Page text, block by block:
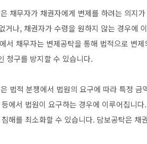
채무자가 채권자에게 변제를 하려는 의지
거나, 채권자가 수령을 원하지 않는 경우에
서 채무자는 변제공탁을 통해 법적으로 변
청구를 방지할 수 있습니다.
법적 분쟁에서 법원의 요구에 따라 특정
에서 법원이 요구하는 경우에 이루어집니
해를 최소화할 수 있습니다. 담보공탁은 채